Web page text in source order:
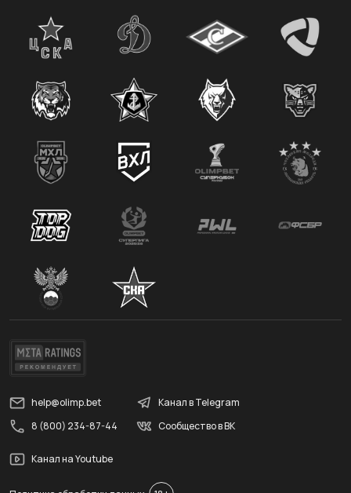
help@olimp.bet
8 (800) 234-87-44
Канал в Telegram
Сообщество в ВК
Канал на Youtube